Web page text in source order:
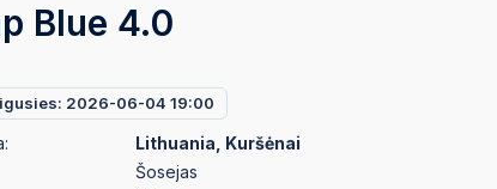
Blue 4.0
2026-06-04 19:00
Lithuania, Kuršėnai
Šosejas